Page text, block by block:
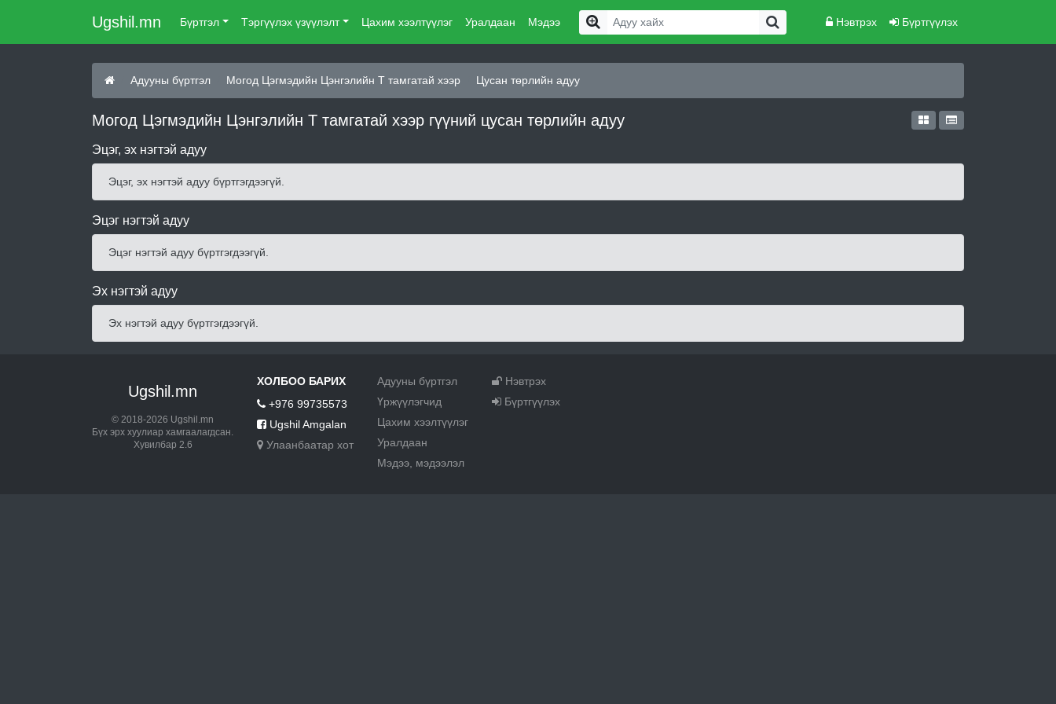
Ugshil.mn Бүртгэл Тэргүүлэх үзүүлэлт Цахим хээлтүүлэг Уралдаан Мэдээ Нэвтрэх Бүртгүүлэх
Адууны бүртгэл Могод Цэгмэдийн Цэнгэлийн Т тамгатай хээр Цусан төрлийн адуу
Могод Цэгмэдийн Цэнгэлийн Т тамгатай хээр гүүний цусан төрлийн адуу
Эцэг, эх нэгтэй адуу
Эцэг, эх нэгтэй адуу бүртгэгдээгүй.
Эцэг нэгтэй адуу
Эцэг нэгтэй адуу бүртгэгдээгүй.
Эх нэгтэй адуу
Эх нэгтэй адуу бүртгэгдээгүй.
Ugshil.mn
© 2018-2026 Ugshil.mn
Бүх эрх хуулиар хамгаалагдсан.
Хувилбар 2.6
ХОЛБОО БАРИХ
+976 99735573
Ugshil Amgalan
Улаанбаатар хот
Адууны бүртгэл
Үржүүлэгчид
Цахим хээлтүүлэг
Уралдаан
Мэдээ, мэдээлэл
Нэвтрэх
Бүртгүүлэх